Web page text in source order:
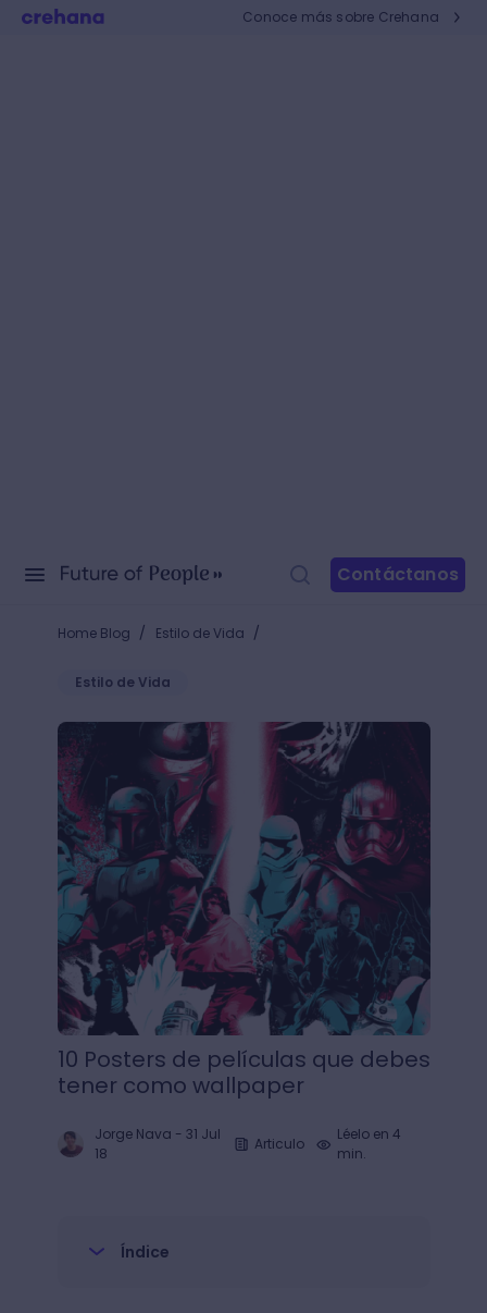
Conoce más sobre Crehana
Contáctanos
Home Blog / Estilo de Vida /
Estilo de Vida
10 Posters de películas que debes tener como
10 Posters de películas que debes
tener como wallpaper
Jorge Nava - 31 Jul
18
Articulo
Léelo en 4
min.
Índice